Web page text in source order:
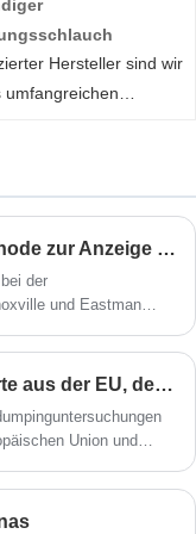
zu schaffen.
welche
Sie für Ihre
den
Hersteller sind wir
umfangreichen
Qualität
reduziert den Lärm
wird für seine
und
geräuschlosen Betrieb
Silikonkautschuk-
Wir freuen uns auf
uns jetzt
Das Team der University of Tennessee entwickelt eine neue Methode zur Anzeige und Vorhersage von Gummifehlern
der
und Eastman
China leitet Antidumping-Untersuchung gegen Kautschukimporte aus der EU, den USA und Singapur ein
Union und